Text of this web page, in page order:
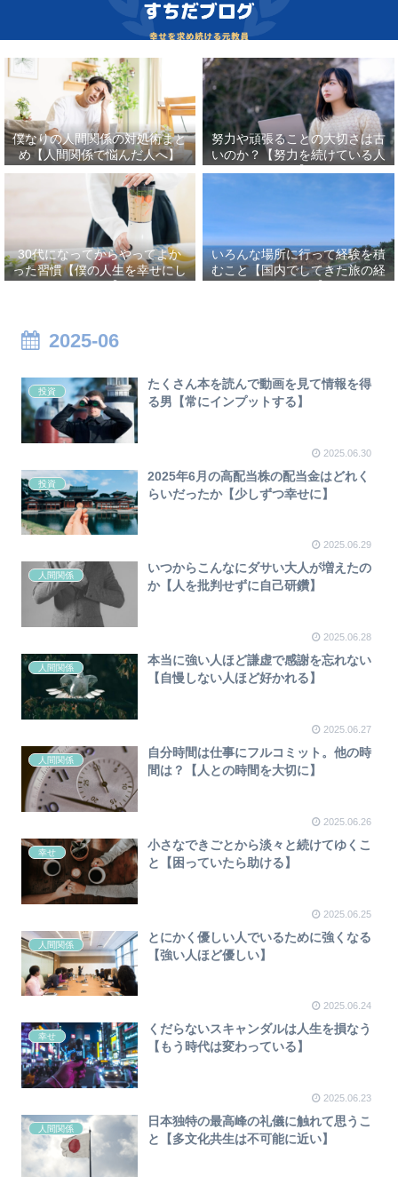
僕なりの人間関係の対処術まと
め【人間関係で悩んだ人へ】
努力や頑張ることの大切さは古
いのか？【努力を続けている人
へ】
30代になってからやってよか
った習慣【僕の人生を幸せにし
たこと】
いろんな場所に行って経験を積
むこと【国内でしてきた旅の経
験まとめ】
2025-06
投資
たくさん本を読んで動画を見て情報を得
る男【常にインプットする】
2025.06.30
投資
2025年6月の高配当株の配当金はどれく
らいだったか【少しずつ幸せに】
2025.06.29
人間関係
いつからこんなにダサい大人が増えたの
か【人を批判せずに自己研鑽】
2025.06.28
人間関係
本当に強い人ほど謙虚で感謝を忘れない
【自慢しない人ほど好かれる】
2025.06.27
人間関係
自分時間は仕事にフルコミット。他の時
間は？【人との時間を大切に】
2025.06.26
幸せ
小さなできごとから淡々と続けてゆくこ
と【困っていたら助ける】
2025.06.25
人間関係
とにかく優しい人でいるために強くなる
【強い人ほど優しい】
2025.06.24
幸せ
くだらないスキャンダルは人生を損なう
【もう時代は変わっている】
2025.06.23
人間関係
日本独特の最高峰の礼儀に触れて思うこ
と【多文化共生は不可能に近い】